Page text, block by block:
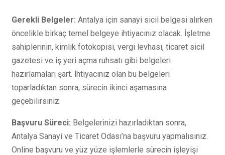
Gerekli Belgeler: Antalya için sanayi sicil belgesi alırken
öncelikle birkaç temel belgeye ihtiyacınız olacak. İşletme
sahiplerinin, kimlik fotokopisi, vergi levhası, ticaret sicil
gazetesi ve iş yeri açma ruhsatı gibi belgeleri
hazırlamaları şart. İhtiyacınız olan bu belgeleri
toparladıktan sonra, sürecin ikinci aşamasına
geçebilirsiniz.
Başvuru Süreci: Belgelerinizi hazırladıktan sonra,
Antalya Sanayi ve Ticaret Odası’na başvuru yapmalısınız.
Online başvuru ve yüz yüze işlemlerle sürecin işleyişi